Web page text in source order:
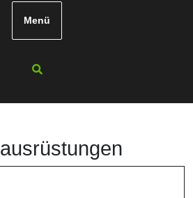
Menü
ausrüstungen